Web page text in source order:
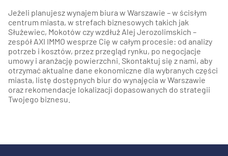
Jeżeli planujesz wynajem biura w Warszawie – w ścisłym
centrum miasta, w strefach biznesowych takich jak
Służewiec, Mokotów czy wzdłuż Alej Jerozolimskich –
zespół AXI IMMO wesprze Cię w całym procesie: od analizy
potrzeb i kosztów, przez przegląd rynku, po negocjacje
umowy i aranżację powierzchni. Skontaktuj się z nami, aby
otrzymać aktualne dane ekonomiczne dla wybranych części
miasta, listę dostępnych biur do wynajęcia w Warszawie
oraz rekomendacje lokalizacji dopasowanych do strategii
Twojego biznesu.